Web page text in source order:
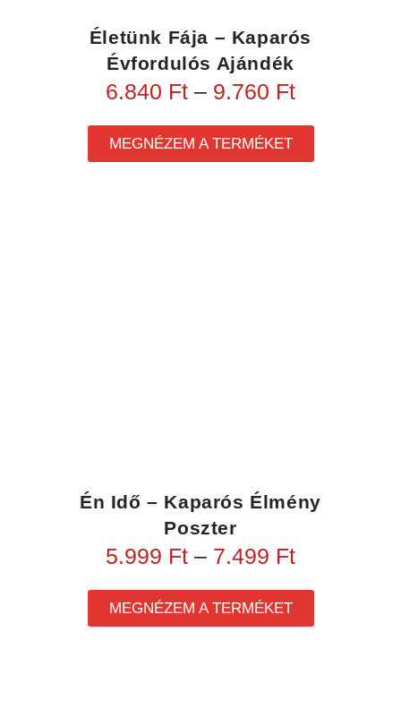
Életünk Fája – Kaparós
Évfordulós Ajándék
6.840 Ft – 9.760 Ft
MEGNÉZEM A TERMÉKET
Én Idő – Kaparós Élmény
Poszter
5.999 Ft – 7.499 Ft
MEGNÉZEM A TERMÉKET